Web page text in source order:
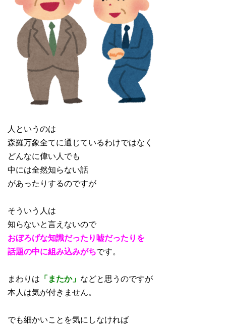
人というのは
森羅万象全てに通じているわけではなく
どんなに偉い人でも
中には全然知らない話
があったりするのですが
そういう人は
知らないと言えないので
おぼろげな知識だったり嘘だったりを
話題の中に組み込みがちです。
まわりは 「またか」 などと思うのですが
本人は気が付きません。
でも細かいことを気にしなければ